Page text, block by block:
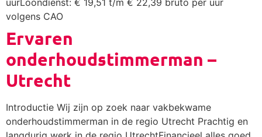
volgens CAO
Ervaren
onderhoudstimmerman –
Utrecht
Introductie Wij zijn op zoek naar vakbekwame
onderhoudstimmerman in de regio Utrecht Prachtig en